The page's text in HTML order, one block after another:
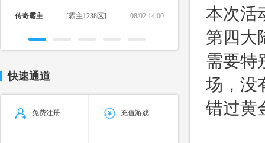
传奇霸主 [霸主1238区] 08/02 14:00
快速通道
免费注册 充值游戏
本次活
第四大
需要特
场，没
错过黄